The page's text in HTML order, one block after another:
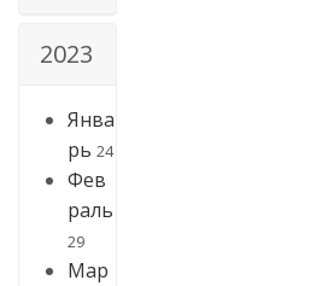
2023
Янва
рь 24
Фев
раль
29
Мар